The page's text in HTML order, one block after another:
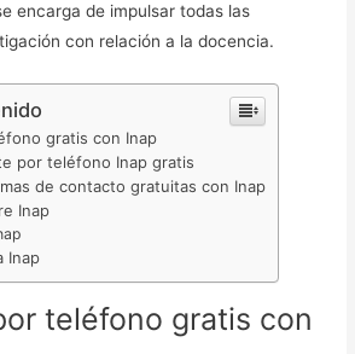
encarga de impulsar todas las
con relación a la docencia.
gratis con Inap
por teléfono Inap gratis
de contacto gratuitas con Inap
Inap
Inap
teléfono gratis con